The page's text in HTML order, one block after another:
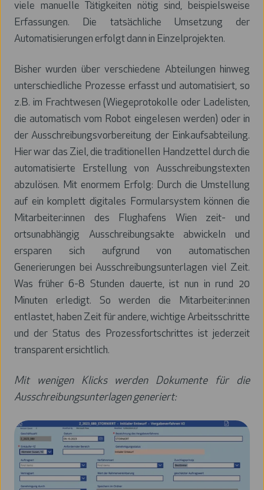
viele manuelle Tätigkeiten nötig sind, beispielsweise
Erfassungen. Die tatsächliche Umsetzung der
Automatisierungen erfolgt dann in Einzelprojekten.
Bisher wurden über verschiedene Abteilungen hinweg
unterschiedliche Prozesse erfasst und automatisiert, so
z.B. im Frachtwesen (Wiegeprotokolle oder Ladelisten,
die automatisch vom Robot eingelesen werden) oder in
der Ausschreibungsvorbereitung der Einkaufsabteilung.
Hier war das Ziel, die traditionellen Handzettel durch die
automatisierte Erstellung von Ausschreibungstexten
abzulösen. Mit enormem Erfolg: Durch die Umstellung
auf ein komplett digitales Formularsystem können die
Mitarbeiter:innen des Flughafens Wien zeit- und
ortsunabhängig Ausschreibungsakte abwickeln und
ersparen sich aufgrund von automatischen
Generierungen bei Ausschreibungsunterlagen viel Zeit.
Was früher 6-8 Stunden dauerte, ist nun in rund 20
Minuten erledigt. So werden die Mitarbeiter:innen
entlastet, haben Zeit für andere, wichtige Arbeitsschritte
und der Status des Prozessfortschrittes ist jederzeit
transparent ersichtlich.
Mit wenigen Klicks werden Dokumente für die
Ausschreibungsunterlagen generiert: